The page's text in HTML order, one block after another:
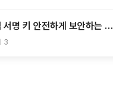
명 키 안전하게 보안하는 방
3